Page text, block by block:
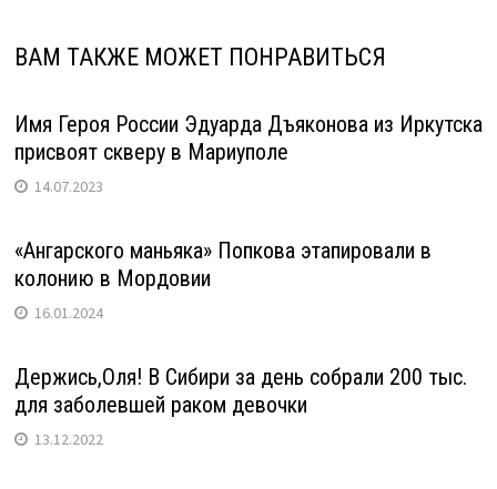
ВАМ ТАКЖЕ МОЖЕТ ПОНРАВИТЬСЯ
Имя Героя России Эдуарда Дъяконова из Иркутска
присвоят скверу в Мариуполе
14.07.2023
«Ангарского маньяка» Попкова этапировали в
колонию в Мордовии
16.01.2024
Держись,Оля! В Сибири за день собрали 200 тыс.
для заболевшей раком девочки
13.12.2022